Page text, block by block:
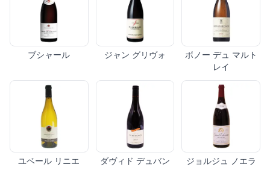
ブシャール ジャン グリヴォ
ボノー デュ マルト
レイ
ユベール リニエ ダヴィド デュバン ジョルジュ ノエラ